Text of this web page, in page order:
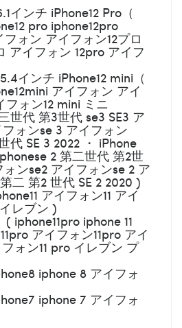
インチ iPhone12 Pro（
pro iphone12pro
ォン アイフォン12プロ
アイフォン 12pro アイフ
インチ iPhone12 mini（
アイフォン アイ
フォン12 mini ミニ
世代 第3世代 se3 SE3 ア
ォンse 3 アイフォン
代 SE 3 2022 ・ iPhone
2 第二世代 第2世
ォンse2 アイフォンse 2 ア
二 第2 世代 SE 2 2020 )
アイフォン11 アイ
レブン )
iphone11pro iphone 11
アイフォン11pro アイ
ォン11 pro イレブン プ
iphone 8 アイフォ
iphone 7 アイフォ